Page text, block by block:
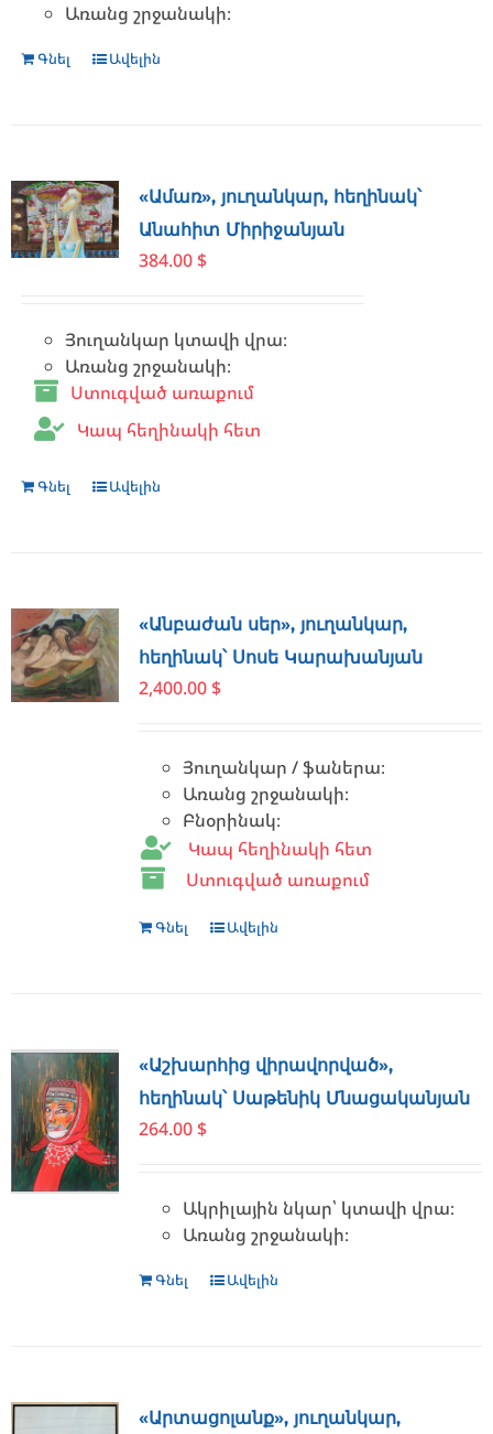
Առանց շրջանակի։
Գնել Ավելին
«Ամառ», յուղանկար, հեղինակ՝
Անահիտ Միրիջանյան
384.00 $
Յուղանկար կտավի վրա։
Առանց շրջանակի։
Ստուգված առաքում
Կապ հեղինակի հետ
Գնել Ավելին
«Անբաժան սեր», յուղանկար,
հեղինակ՝ Սոսե Կարախանյան
2,400.00 $
Յուղանկար / ֆաներա։
Առանց շրջանակի։
Բնօրինակ։
Կապ հեղինակի հետ
Ստուգված առաքում
Գնել Ավելին
«Աշխարհից վիրավորված»,
հեղինակ՝ Սաթենիկ Մնացականյան
264.00 $
Ակրիլային նկար՝ կտավի վրա։
Առանց շրջանակի։
Գնել Ավելին
«Արտացոլանք», յուղանկար,